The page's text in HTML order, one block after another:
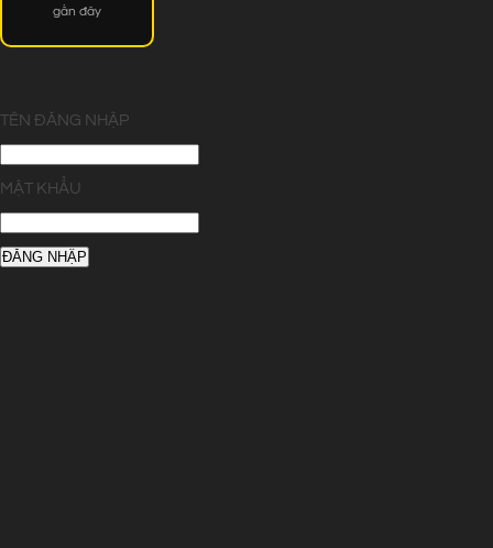
gần đây
TÊN ĐĂNG NHẬP
MẬT KHẨU